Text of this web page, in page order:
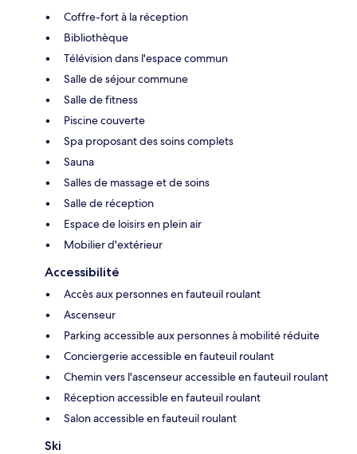
Coffre-fort à la réception
Bibliothèque
Télévision dans l'espace commun
Salle de séjour commune
Salle de fitness
Piscine couverte
Spa proposant des soins complets
Sauna
Salles de massage et de soins
Salle de réception
Espace de loisirs en plein air
Mobilier d'extérieur
Accessibilité
Accès aux personnes en fauteuil roulant
Ascenseur
Parking accessible aux personnes à mobilité réduite
Conciergerie accessible en fauteuil roulant
Chemin vers l'ascenseur accessible en fauteuil roulant
Réception accessible en fauteuil roulant
Salon accessible en fauteuil roulant
Ski